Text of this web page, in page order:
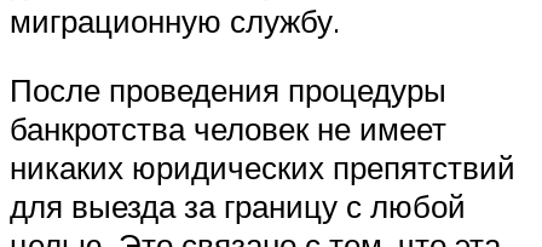
миграционную службу.
После проведения процедуры
банкротства человек не имеет
никаких юридических препятствий
для выезда за границу с любой